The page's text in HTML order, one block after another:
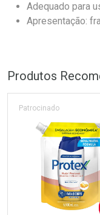
Adequado para
Apresentação:
Produtos
Patrocinado